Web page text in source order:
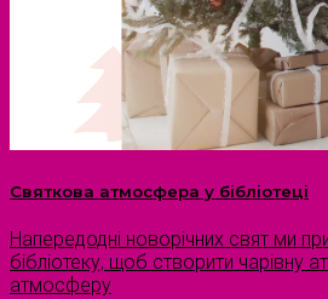
Святкова атмосфера у бібліотеці
Напередодні новорічних свят ми
бібліотеку, щоб створити чарівну
атмосферу